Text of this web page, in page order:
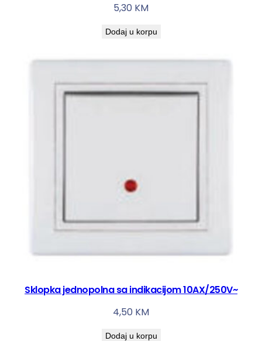
5,30 KM
Dodaj u korpu
Sklopka jednopolna sa indikacijom 10AX/250V~
4,50 KM
Dodaj u korpu